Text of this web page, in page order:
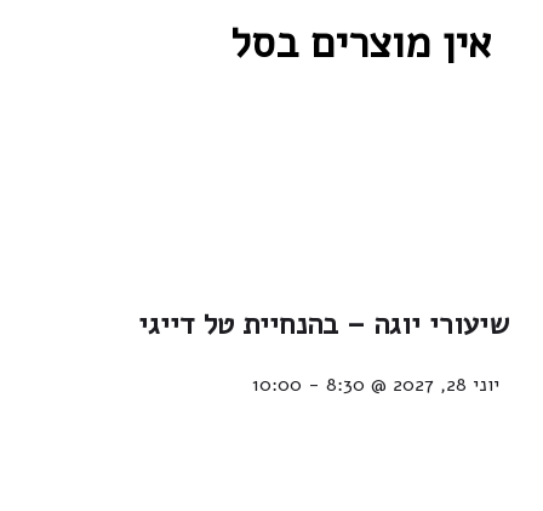
אין מוצרים בסל
שיעורי יוגה – בהנחיית טל דייגי
יוני 28, 2027 @ 8:30 -
10:00